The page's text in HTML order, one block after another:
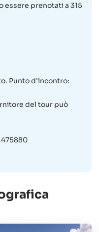
essere prenotati a 315
a bordo
gratuitamente sotto
viaggiatori con
escluse)
Punto d'incontro:
del tour può